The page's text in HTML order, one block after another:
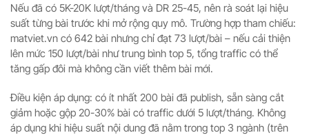
Nếu đã có 5K-20K lượt/tháng và DR 25-45, nên rà soát lại hiệu
suất từng bài trước khi mở rộng quy mô. Trường hợp tham chiếu:
matviet.vn có 642 bài nhưng chỉ đạt 73 lượt/bài – nếu cải thiện
lên mức 150 lượt/bài như trung bình top 5, tổng traffic có thể
tăng gấp đôi mà không cần viết thêm bài mới.
Điều kiện áp dụng: có ít nhất 200 bài đã publish, sẵn sàng cắt
giảm hoặc gộp 20-30% bài có traffic dưới 5 lượt/tháng. Không
áp dụng khi hiệu suất nội dung đã nằm trong top 3 ngành (trên